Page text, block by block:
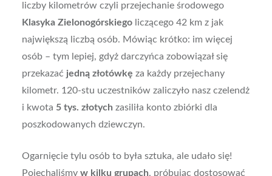
liczby kilometrów czyli przejechanie środowego
Klasyka Zielonogórskiego liczącego 42 km z jak
największą liczbą osób. Mówiąc krótko: im więcej
osób – tym lepiej, gdyż darczyńca zobowiązał się
przekazać jedną złotówkę za każdy przejechany
kilometr. 120-stu uczestników zaliczyło nasz czelendż
i kwota 5 tys. złotych zasiliła konto zbiórki dla
poszkodowanych dziewczyn.
Ogarnięcie tylu osób to była sztuka, ale udało się!
Pojechaliśmy w kilku grupach, próbując dostosować